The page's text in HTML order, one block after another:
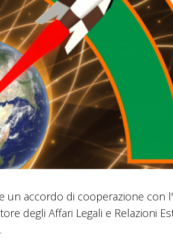
accordo di cooperazione con
degli Affari Legali e Relazioni